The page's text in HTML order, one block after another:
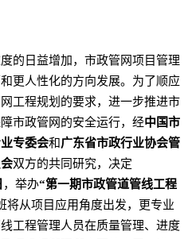
的日益增加，市政管网项目管理
更人性化的方向发展。为了顺应
工程规划的要求，进一步推进市
市政管网的安全运行，经中国市
专委会和广东省市政行业协会管
双方的共同研究，决定
，举办“第一期市政管道管线工程
将从项目应用角度出发，更专业
工程管理人员在质量管理、进度